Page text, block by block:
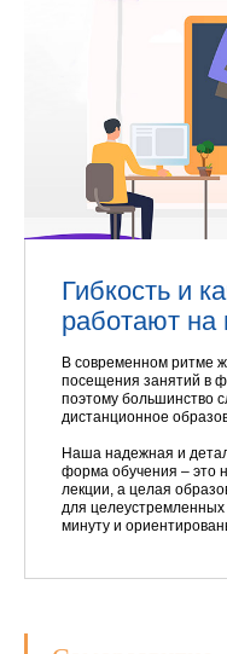
Гибкость и
работают на
В современном ритме
посещения занятий в
поэтому большинство
дистанционное
Наша надежная и
форма обучения – это
лекции, а целая
для
минуту и